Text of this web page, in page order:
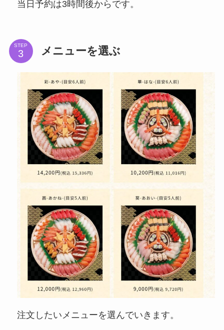
当日予約は3時間後からです。
STEP メニューを選ぶ
注文したいメニューを選んでいきます。